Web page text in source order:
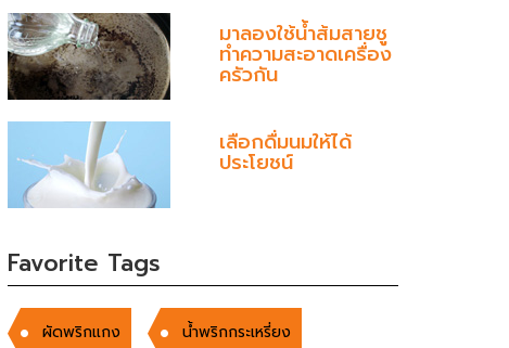
มาลองใช้น้ำส้มสายชู
ทำความสะอาดเครื่อง
ครัวกัน
เลือกดื่มนมให้ได้
ประโยชน์
Favorite Tags
ผัดพริกแกง น้ำพริกกระเหรี่ยง